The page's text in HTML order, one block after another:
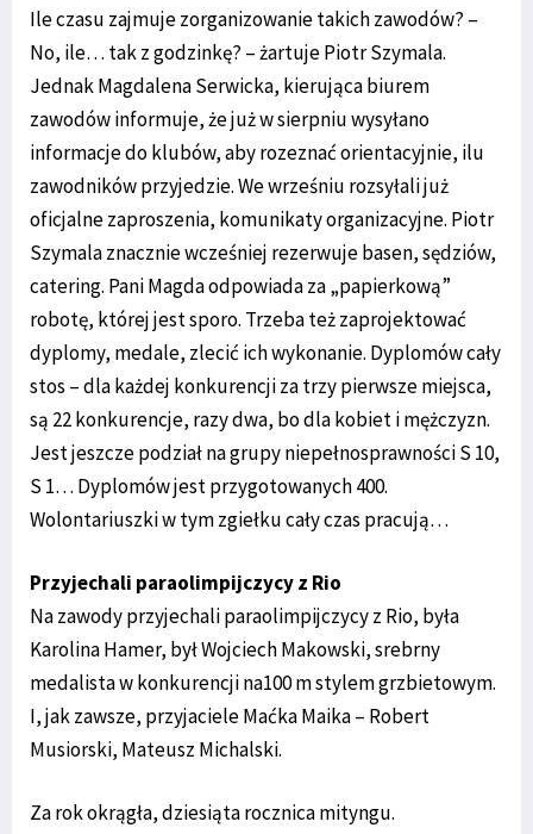
Ile czasu zajmuje zorganizowanie takich zawodów? –
No, ile… tak z godzinkę? – żartuje Piotr Szymala.
Jednak Magdalena Serwicka, kierująca biurem
zawodów informuje, że już w sierpniu wysyłano
informacje do klubów, aby rozeznać orientacyjnie, ilu
zawodników przyjedzie. We wrześniu rozsyłali już
oficjalne zaproszenia, komunikaty organizacyjne. Piotr
Szymala znacznie wcześniej rezerwuje basen, sędziów,
catering. Pani Magda odpowiada za „papierkową”
robotę, której jest sporo. Trzeba też zaprojektować
dyplomy, medale, zlecić ich wykonanie. Dyplomów cały
stos – dla każdej konkurencji za trzy pierwsze miejsca,
są 22 konkurencje, razy dwa, bo dla kobiet i mężczyzn.
Jest jeszcze podział na grupy niepełnosprawności S 10,
S 1… Dyplomów jest przygotowanych 400.
Wolontariuszki w tym zgiełku cały czas pracują…
Przyjechali paraolimpijczycy z Rio
Na zawody przyjechali paraolimpijczycy z Rio, była
Karolina Hamer, był Wojciech Makowski, srebrny
medalista w konkurencji na100 m stylem grzbietowym.
I, jak zawsze, przyjaciele Maćka Maika – Robert
Musiorski, Mateusz Michalski.
Za rok okrągła, dziesiąta rocznica mityngu.